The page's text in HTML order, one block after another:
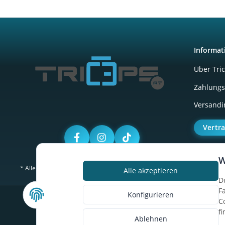
Alle akzeptieren
Konfigurieren
Ablehnen
Über
* Alle Preise inkl. gesetzlicher USt., zzgl.Versand